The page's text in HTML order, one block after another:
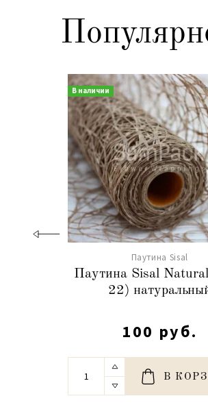
В наличии
Паутина Sisal
Паутина Sisal
22)
100 руб.
В